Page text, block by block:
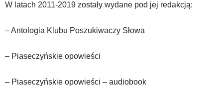
W latach 2011-2019 zostały wydane pod jej redakcją:
– Antologia Klubu Poszukiwaczy Słowa
– Piaseczyńskie opowieści
– Piaseczyńskie opowieści – audiobook